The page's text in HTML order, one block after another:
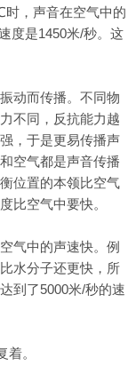
，声音在空气中的
度是1450米/秒。这
动而传播。不同物
不同，反抗能力越
，于是更易传播声
空气都是声音传播
位置的本领比空气
比空气中要快。
气中的声速快。例
水分子还更快，所
到了5000米/秒的速
。